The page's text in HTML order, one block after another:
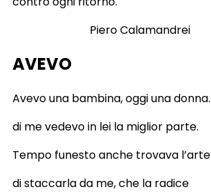
Piero Calamandrei
AVEVO
Avevo una bambina, oggi una donna.
di me vedevo in lei la miglior parte.
Tempo funesto anche trovava l’arte
di staccarla da me, che la radice